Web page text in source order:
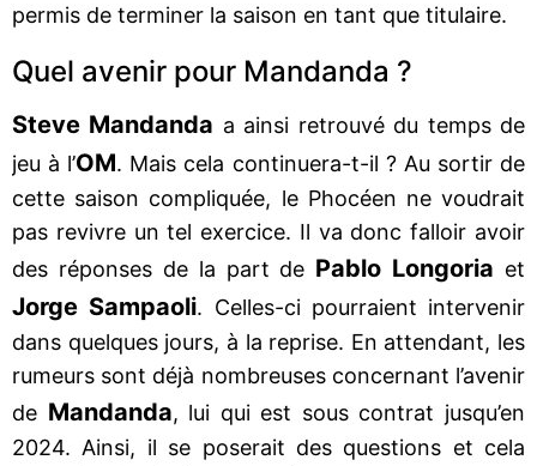
permis de terminer la saison en tant que titulaire.
Quel avenir pour Mandanda ?
Steve Mandanda a ainsi retrouvé du temps de
jeu à l’OM. Mais cela continuera-t-il ? Au sortir de
cette saison compliquée, le Phocéen ne voudrait
pas revivre un tel exercice. Il va donc falloir avoir
des réponses de la part de Pablo Longoria et
Jorge Sampaoli. Celles-ci pourraient intervenir
dans quelques jours, à la reprise. En attendant, les
rumeurs sont déjà nombreuses concernant l’avenir
de Mandanda, lui qui est sous contrat jusqu’en
2024. Ainsi, il se poserait des questions et cela